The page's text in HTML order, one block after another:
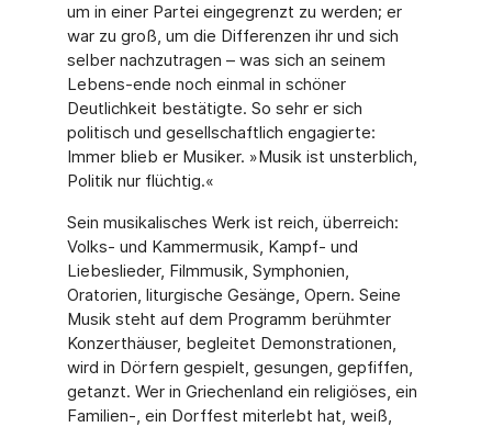
um in einer Partei eingegrenzt zu werden; er
war zu groß, um die Differenzen ihr und sich
selber nachzutragen – was sich an seinem
Lebens-ende noch einmal in schöner
Deutlichkeit bestätigte. So sehr er sich
politisch und gesellschaftlich engagierte:
Immer blieb er Musiker. »Musik ist unsterblich,
Politik nur flüchtig.«
Sein musikalisches Werk ist reich, überreich:
Volks- und Kammermusik, Kampf- und
Liebeslieder, Filmmusik, Symphonien,
Oratorien, liturgische Gesänge, Opern. Seine
Musik steht auf dem Programm berühmter
Konzerthäuser, begleitet Demonstrationen,
wird in Dörfern gespielt, gesungen, gepfiffen,
getanzt. Wer in Griechenland ein religiöses, ein
Familien-, ein Dorffest miterlebt hat, weiß,